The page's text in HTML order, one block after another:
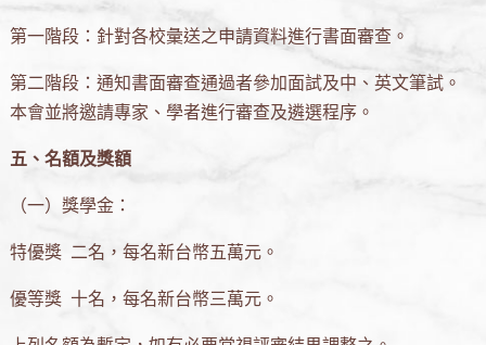
第一階段：針對各校彙送之申請資料進行書面審查。
第二階段：通知書面審查通過者參加面試及中、英文筆試。
本會並將邀請專家、學者進行審查及遴選程序。
五、名額及獎額
（一）獎學金：
特優獎 二名，每名新台幣五萬元。
優等獎 十名，每名新台幣三萬元。